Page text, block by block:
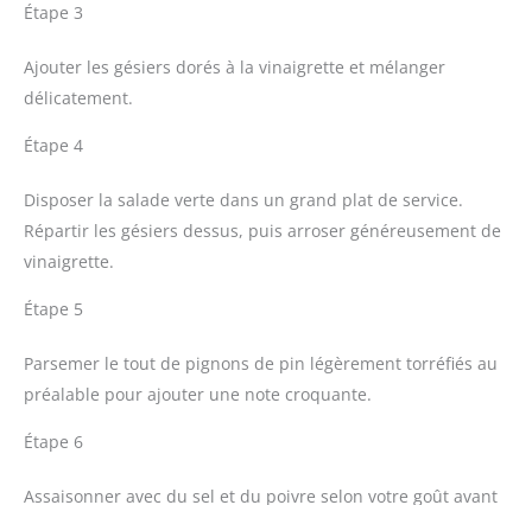
Étape 3
Ajouter les gésiers dorés à la vinaigrette et mélanger
délicatement.
Étape 4
Disposer la salade verte dans un grand plat de service.
Répartir les gésiers dessus, puis arroser généreusement de
vinaigrette.
Étape 5
Parsemer le tout de pignons de pin légèrement torréfiés au
préalable pour ajouter une note croquante.
Étape 6
Assaisonner avec du sel et du poivre selon votre goût avant